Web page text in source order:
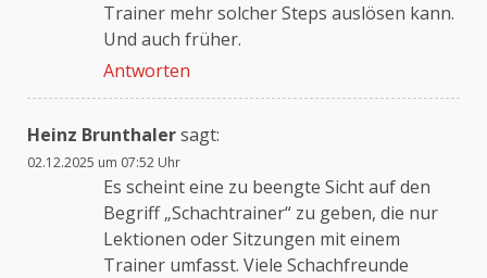
Trainer mehr solcher Steps auslösen kann.
Und auch früher.
Antworten
Heinz Brunthalersagt:
02.12.2025 um 07:52 Uhr
Es scheint eine zu beengte Sicht auf den
Begriff „Schachtrainer“ zu geben, die nur
Lektionen oder Sitzungen mit einem
Trainer umfasst. Viele Schachfreunde